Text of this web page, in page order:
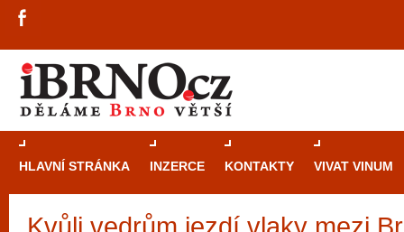
HLAVNÍ STRÁNKA INZERCE KONTAKTY VIVAT VINUM